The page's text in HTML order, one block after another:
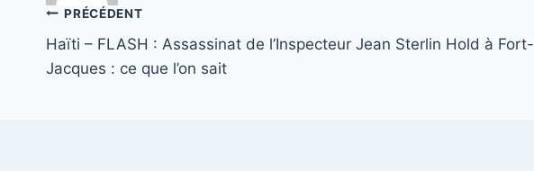
Navigation
de
PRÉCÉDENT
Haïti – FLASH : Assassinat de l’Inspecteur Jean Sterlin Hold à Fort-
Jacques : ce que l’on sait